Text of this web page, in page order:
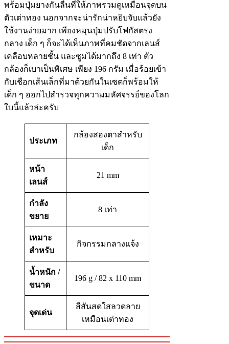
พร้อมปุ่มยางกันลื่นที่ให้ภาพรวมดูเหมือนจุดบน
ตัวเต่าทอง นอกจากจะน่ารักน่าหยิบจับแล้วยัง
ใช้งานง่ายมาก เพียงหมุนปุ่มปรับโฟกัสตรง
กลาง เด็ก ๆ ก็จะได้เห็นภาพที่คมชัดจากเลนส์
เคลือบหลายชั้น และซูมได้มากถึง 8 เท่า ตัว
กล้องก็เบาเป็นพิเศษ เพียง 196 กรัม เมื่อร้อยเข้า
กับเชือกเส้นเล็กที่มาด้วยกันในเซตก็พร้อมให้
เด็ก ๆ ออกไปสำรวจทุกความมหัศจรรย์ของโลก
ใบนี้แล้วล่ะครับ
ประเภท
กล้องสองตาสำหรับ
เด็ก
หน้า
เลนส์
21 mm
กำลัง
ขยาย
8 เท่า
เหมาะ
สำหรับ
กิจกรรมกลางแจ้ง
น้ำหนัก /
ขนาด
196 g / 82 x 110 mm
จุดเด่น
สีสันสดใสลวดลาย
เหมือนเต่าทอง